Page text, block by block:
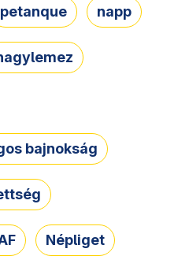
petanque napp
bajnokság
Népliget